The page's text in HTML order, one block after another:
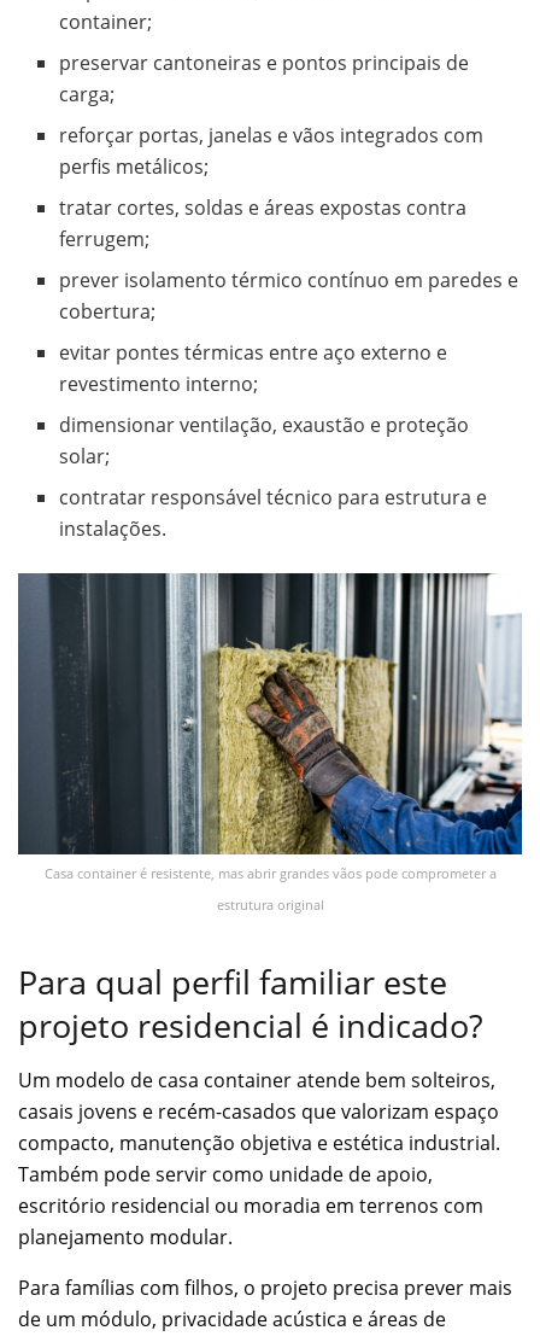
container;
preservar cantoneiras e pontos principais de
carga;
reforçar portas, janelas e vãos integrados com
perfis metálicos;
tratar cortes, soldas e áreas expostas contra
ferrugem;
prever isolamento térmico contínuo em paredes e
cobertura;
evitar pontes térmicas entre aço externo e
revestimento interno;
dimensionar ventilação, exaustão e proteção
solar;
contratar responsável técnico para estrutura e
instalações.
Casa container é resistente, mas abrir grandes vãos pode comprometer a
estrutura original
Para qual perfil familiar este
projeto residencial é indicado?
Um modelo de casa container atende bem solteiros,
casais jovens e recém-casados que valorizam espaço
compacto, manutenção objetiva e estética industrial.
Também pode servir como unidade de apoio,
escritório residencial ou moradia em terrenos com
planejamento modular.
Para famílias com filhos, o projeto precisa prever mais
de um módulo, privacidade acústica e áreas de